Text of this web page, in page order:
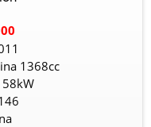
1368cc